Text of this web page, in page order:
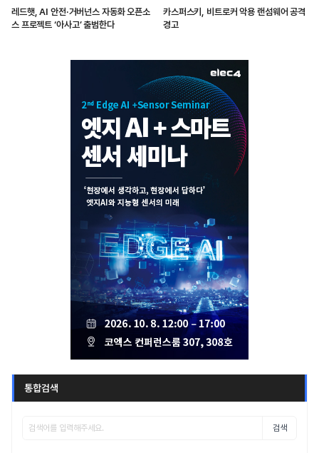
레드햇, AI 안전·거버넌스 자동화 오픈소
스 프로젝트 ‘아사고’ 출범한다
카스퍼스키, 비트로커 악용 랜섬웨어 공격
경고
통합검색
검색